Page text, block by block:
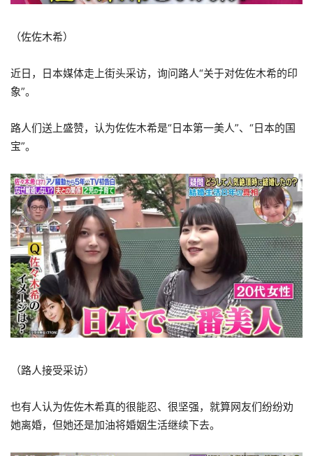
（佐佐木希）
近日，日本媒体走上街头采访，询问路人“关于对佐佐木希的印
象”。
路人们送上盛赞，认为佐佐木希是“日本第一美人”、“日本的国
宝”。
（路人接受采访）
也有人认为佐佐木希真的很能忍、很坚强，就算网友们纷纷劝
她离婚，但她还是加油将婚姻生活继续下去。